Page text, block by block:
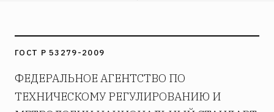
ГОСТ Р 53279-2009
ФЕДЕРАЛЬНОЕ АГЕНТСТВО ПО
ТЕХНИЧЕСКОМУ РЕГУЛИРОВАНИЮ И